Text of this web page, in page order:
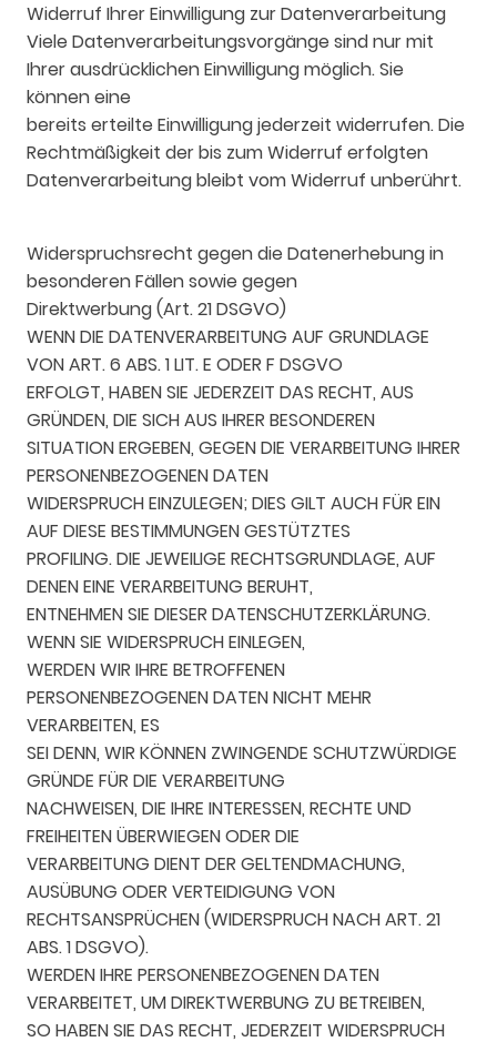
Widerruf Ihrer Einwilligung zur Datenverarbeitung
Viele Datenverarbeitungsvorgänge sind nur mit
Ihrer ausdrücklichen Einwilligung möglich. Sie
können eine
bereits erteilte Einwilligung jederzeit widerrufen. Die
Rechtmäßigkeit der bis zum Widerruf erfolgten
Datenverarbeitung bleibt vom Widerruf unberührt.
Widerspruchsrecht gegen die Datenerhebung in
besonderen Fällen sowie gegen
Direktwerbung (Art. 21 DSGVO)
WENN DIE DATENVERARBEITUNG AUF GRUNDLAGE
VON ART. 6 ABS. 1 LIT. E ODER F DSGVO
ERFOLGT, HABEN SIE JEDERZEIT DAS RECHT, AUS
GRÜNDEN, DIE SICH AUS IHRER BESONDEREN
SITUATION ERGEBEN, GEGEN DIE VERARBEITUNG IHRER
PERSONENBEZOGENEN DATEN
WIDERSPRUCH EINZULEGEN; DIES GILT AUCH FÜR EIN
AUF DIESE BESTIMMUNGEN GESTÜTZTES
PROFILING. DIE JEWEILIGE RECHTSGRUNDLAGE, AUF
DENEN EINE VERARBEITUNG BERUHT,
ENTNEHMEN SIE DIESER DATENSCHUTZERKLÄRUNG.
WENN SIE WIDERSPRUCH EINLEGEN,
WERDEN WIR IHRE BETROFFENEN
PERSONENBEZOGENEN DATEN NICHT MEHR
VERARBEITEN, ES
SEI DENN, WIR KÖNNEN ZWINGENDE SCHUTZWÜRDIGE
GRÜNDE FÜR DIE VERARBEITUNG
NACHWEISEN, DIE IHRE INTERESSEN, RECHTE UND
FREIHEITEN ÜBERWIEGEN ODER DIE
VERARBEITUNG DIENT DER GELTENDMACHUNG,
AUSÜBUNG ODER VERTEIDIGUNG VON
RECHTSANSPRÜCHEN (WIDERSPRUCH NACH ART. 21
ABS. 1 DSGVO).
WERDEN IHRE PERSONENBEZOGENEN DATEN
VERARBEITET, UM DIREKTWERBUNG ZU BETREIBEN,
SO HABEN SIE DAS RECHT, JEDERZEIT WIDERSPRUCH